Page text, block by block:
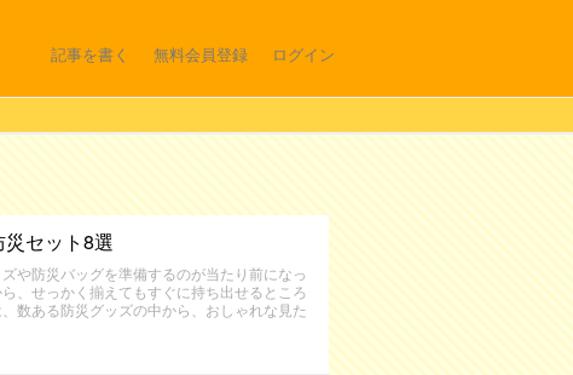
記事を書く 無料会員登録 ログイン
セット8選
や防災バッグを準備するのが当たり前になっ
、せっかく揃えてもすぐに持ち出せるところ
数ある防災グッズの中から、おしゃれな見た